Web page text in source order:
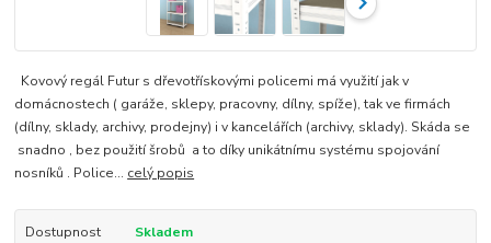
Kovový regál Futur s dřevotřískovými policemi má využití jak v
domácnostech ( garáže, sklepy, pracovny, dílny, spíže), tak ve firmách
(dílny, sklady, archivy, prodejny) i v kancelářích (archivy, sklady). Skáda se
snadno , bez použití šrobů a to díky unikátnímu systému spojování
nosníků . Police... celý popis
Dostupnost Skladem